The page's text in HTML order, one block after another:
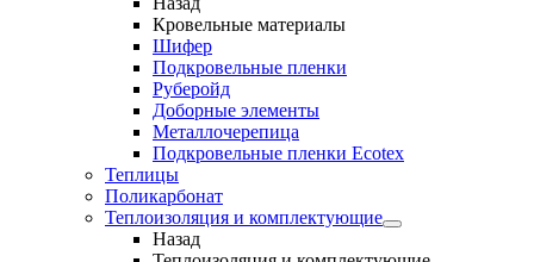
Кровельные материалы
Шифер
Подкровельные пленки
Руберойд
Доборные элементы
Металлочерепица
Подкровельные пленки Ecotex
Теплицы
Поликарбонат
Теплоизоляция и комплектующие
Назад